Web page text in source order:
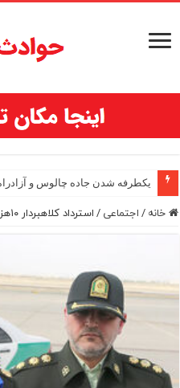
یکطرفه شدن جاده چالوس و
خانه/اجتماعی/استرداد کلاهبردار ۱۰هزار میلیاردی به کشور